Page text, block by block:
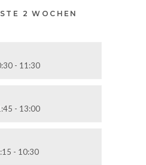
2 WOCHEN
- 11:30
- 13:00
- 10:30